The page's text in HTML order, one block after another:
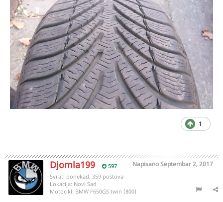
1
Djomla199 597 NapisanoSeptembar 2, 2017
Svrati ponekad, 359 postova
Lokacija: Novi Sad
Motocikl: BMW F650GS twin (800)